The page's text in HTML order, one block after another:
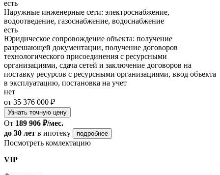
есть
Наружные инженерные сети: электроснабжение,
водоотведение, газоснабжение, водоснабжение
есть
Юридическое сопровождение объекта: получение
разрешающей документации, получение договоров
технологического присоединения с ресурсными
организациями, сдача сетей и заключение договоров на
поставку ресурсов с ресурсными организациями, ввод объекта
в эксплуатацию, постановка на учет
нет
от 35 376 000 ₽
Узнать точную цену
От 189 906 ₽/мес.
до 30 лет в ипотеку подробнее
Посмотреть комлектацию
VIP